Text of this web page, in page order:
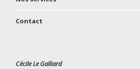
Contact
Cécile Le Galliard